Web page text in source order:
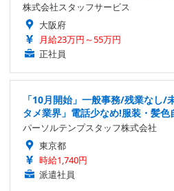
株式会社スタッフサービス
大阪府
月給23万円～55万円
正社員
「10月開始」一般事務/残業なし/
タメ業界」電話少なめ!服装・髪色
パーソルテンプスタッフ株式会社
東京都
時給1,740円
派遣社員